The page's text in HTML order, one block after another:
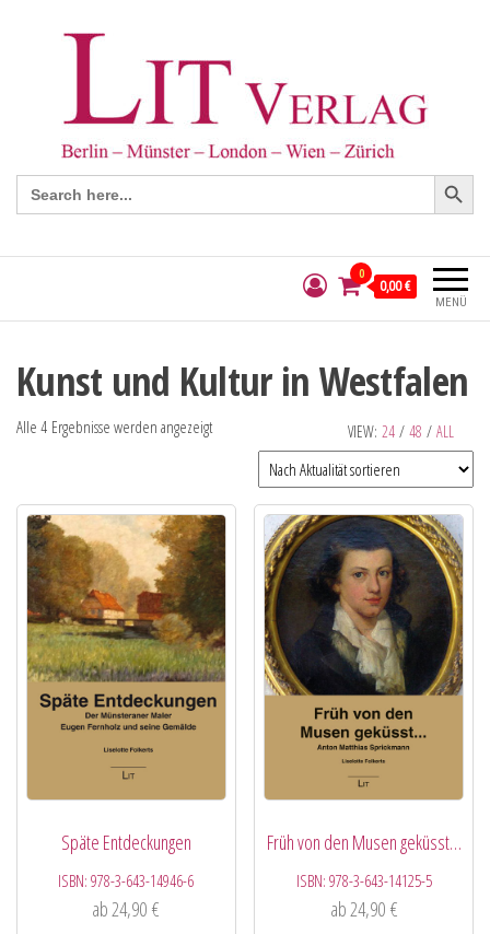
Search
for:
Search Button
MENÜ
0
0,00 €
Kunst und Kultur in Westfalen
VIEW: 24 / 48 / ALL
Alle 4 Ergebnisse werden angezeigt
Späte Entdeckungen
ISBN:978-3-643-14946-6
ab24,90€
Früh von den Musen geküsst…
ISBN: 978-3-643-14125-5
ab24,90 €